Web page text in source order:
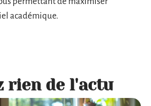
académique.
rien de l'actu